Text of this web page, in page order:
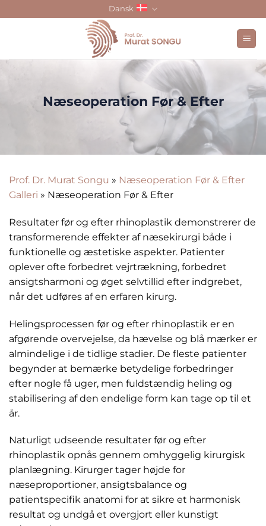
Dansk
Næseoperation Før & Efter
Prof. Dr. Murat Songu » Næseoperation Før & Efter
Galleri » Næseoperation Før & Efter
Resultater før og efter rhinoplastik demonstrerer de
transformerende effekter af næsekirurgi både i
funktionelle og æstetiske aspekter. Patienter
oplever ofte forbedret vejrtrækning, forbedret
ansigtsharmoni og øget selvtillid efter indgrebet,
når det udføres af en erfaren kirurg.
Helingsprocessen før og efter rhinoplastik er en
afgørende overvejelse, da hævelse og blå mærker er
almindelige i de tidlige stadier. De fleste patienter
begynder at bemærke betydelige forbedringer
efter nogle få uger, men fuldstændig heling og
stabilisering af den endelige form kan tage op til et
år.
Naturligt udseende resultater før og efter
rhinoplastik opnås gennem omhyggelig kirurgisk
planlægning. Kirurger tager højde for
næseproportioner, ansigtsbalance og
patientspecifik anatomi for at sikre et harmonisk
resultat og undgå et overgjort eller kunstigt